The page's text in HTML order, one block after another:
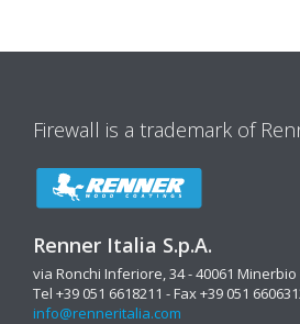
Firewall is a trademark of
Renner Italia S.p.A.
via Ronchi Inferiore, 34 - 40061 Minerbio
Tel +39 051 6618211 - Fax +39 051
info@renneritalia.com